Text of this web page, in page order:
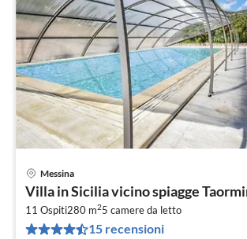
Messina
Villa in Sicilia vicino spiagge
11 Ospiti280 m25 camere da letto
15 recensioni